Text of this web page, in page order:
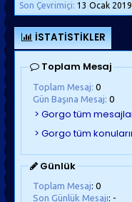
Son Çevrimiçi: 13 Ocak 2019
İSTATISTIKLER
Toplam Mesaj
Toplam Mesaj: 0
Gün Başına Mesaj: 0
Günlük
Toplam Mesaj: 0
Son Günlük Mesajı : -